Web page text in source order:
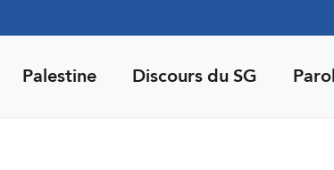
Palestine Discours du SG